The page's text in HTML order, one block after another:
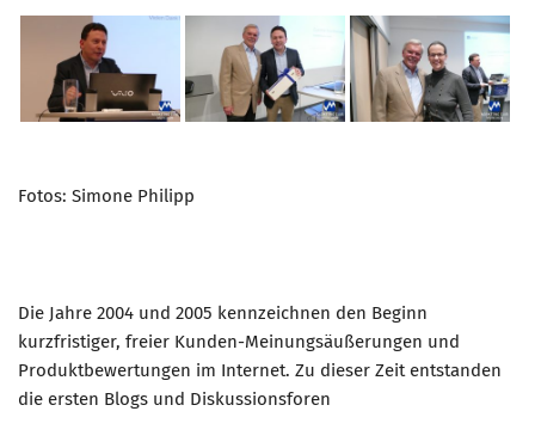
Newsletter
Clubmagazin
MCM Club TV
KONTAKT
Fotos: Simone Philipp
Die Jahre 2004 und 2005 kennzeichnen den Beginn
kurzfristiger, freier Kunden-Meinungsäußerungen und
Produktbewertungen im Internet. Zu dieser Zeit entstanden
die ersten Blogs und Diskussionsforen